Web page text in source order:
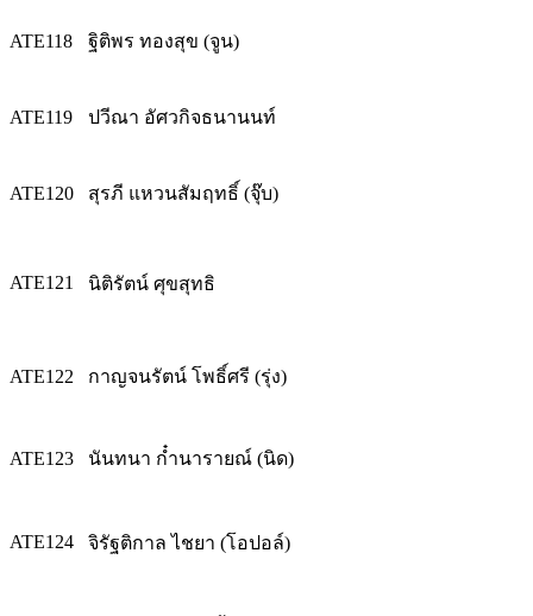
ATE118 ฐิติพร ทองสุข (จูน)
ATE119 ปวีณา อัศวกิจธนานนท์
ATE120 สุรภี แหวนสัมฤทธิ์ (จุ๊บ)
ATE121 นิติรัตน์ ศุขสุทธิ
ATE122 กาญจนรัตน์ โพธิ์ศรี (รุ่ง)
ATE123 นันทนา ก๋ำนารายณ์ (นิด)
ATE124 จิรัฐติกาล ไชยา (โอปอล์)